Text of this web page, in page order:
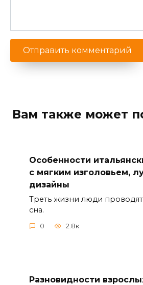
Вам также может
Особенности
с мягким изголовьем,
дизайны
Треть жизни люди
сна.
0 2.8к.
Разновидности